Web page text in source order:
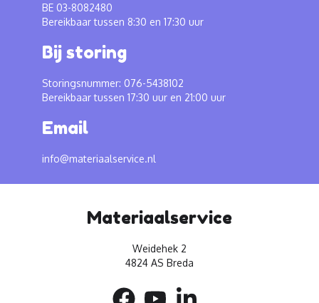
BE 03-8082480
Bereikbaar tussen 8:30 en 17:30 uur
Bij storing
Storingsnummer: 076-5438102
Bereikbaar tussen 17:30 uur en 21:00 uur
Email
info@materiaalservice.nl
Materiaalservice
Weidehek 2
4824 AS Breda